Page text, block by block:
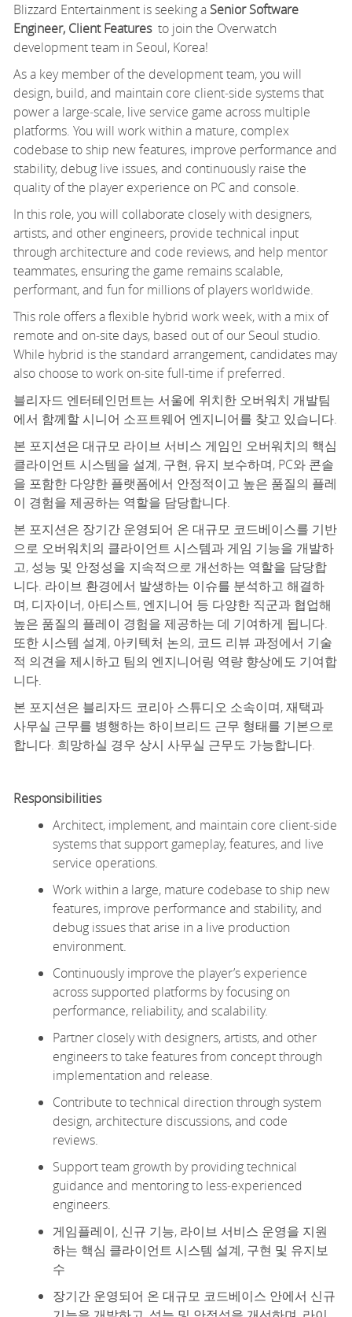
Blizzard Entertainment is seeking a Senior Software
Engineer,Client Features to join the Overwatch
development team in Seoul, Korea!
As a key member of the development team, you will
design, build, and maintain core client‑side systems that
power a large‑scale, live service game across multiple
platforms. You will work within a mature, complex
codebase to ship new features, improve performance and
stability, debug live issues, and continuously raise the
quality of the player experience on PC and console.
In this role, you will collaborate closely with designers,
artists, and other engineers, provide technical input
through architecture and code reviews, and help mentor
teammates, ensuring the game remainsscalable,
performant, and fun for millions of players worldwide.
This role offers a flexible hybrid work week, with a mix of
remote and on‑site days, based out of our Seoul studio.
While hybrid is the standard arrangement, candidates may
also choose to work on‑site full-time if preferred.
블리자드 엔터테인먼트는 서울에 위치한 오버워치 개발팀
에서 함께할시니어 소프트웨어 엔지니어를 찾고 있습니다.
본 포지션은 대규모 라이브 서비스 게임인 오버워치의 핵심
클라이언트 시스템을 설계, 구현, 유지 보수하며, PC와 콘솔
을 포함한 다양한 플랫폼에서 안정적이고 높은 품질의 플레
이 경험을 제공하는 역할을 담당합니다.
본 포지션은 장기간 운영되어 온 대규모 코드베이스를 기반
으로 오버워치의 클라이언트 시스템과 게임 기능을 개발하
고, 성능 및 안정성을 지속적으로 개선하는 역할을 담당합
니다. 라이브 환경에서 발생하는 이슈를 분석하고 해결하
며, 디자이너, 아티스트, 엔지니어 등 다양한 직군과 협업해
높은 품질의 플레이 경험을 제공하는 데 기여하게 됩니다.
또한 시스템 설계, 아키텍처 논의, 코드 리뷰 과정에서 기술
적 의견을 제시하고 팀의 엔지니어링 역량 향상에도 기여합
니다.
본 포지션은 블리자드 코리아 스튜디오 소속이며, 재택과
사무실 근무를 병행하는 하이브리드 근무 형태를 기본으로
합니다. 희망하실 경우 상시 사무실 근무도 가능합니다.
Responsibilities
Architect, implement, and maintain core client‑side
systems that support gameplay, features, and live
service operations.
Work within a large, mature codebase to ship new
features, improve performance and stability, and
debug issues that arise in a live production
environment.
Continuously improve the player’s experience
across supported platforms by focusing on
performance, reliability, and scalability.
Partner closely with designers, artists, and other
engineers to take features from concept through
implementation and release.
Contribute to technical direction through system
design, architecture discussions, and code
reviews.
Support team growth by providingtechnical
guidance and mentoring to less‑experienced
engineers.
게임플레이, 신규 기능, 라이브 서비스 운영을 지원
하는 핵심 클라이언트 시스템 설계, 구현 및 유지보
수
장기간 운영되어 온 대규모 코드베이스 안에서 신규